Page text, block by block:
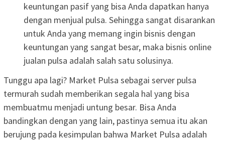
keuntungan pasif yang bisa Anda dapatkan hanya
dengan menjual pulsa. Sehingga sangat disarankan
untuk Anda yang memang ingin bisnis dengan
keuntungan yang sangat besar, maka bisnis online
jualan pulsa adalah salah satu solusinya.
Tunggu apa lagi? Market Pulsa sebagai server pulsa
termurah sudah memberikan segala hal yang bisa
membuatmu menjadi untung besar. Bisa Anda
bandingkan dengan yang lain, pastinya semua itu akan
berujung pada kesimpulan bahwa Market Pulsa adalah